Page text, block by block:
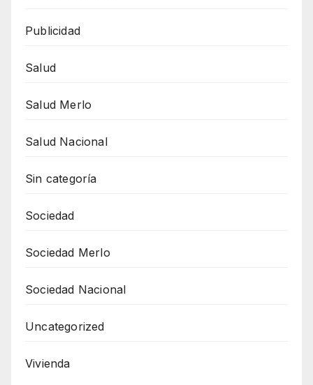
Publicidad
Salud
Salud Merlo
Salud Nacional
Sin categoría
Sociedad
Sociedad Merlo
Sociedad Nacional
Uncategorized
Vivienda